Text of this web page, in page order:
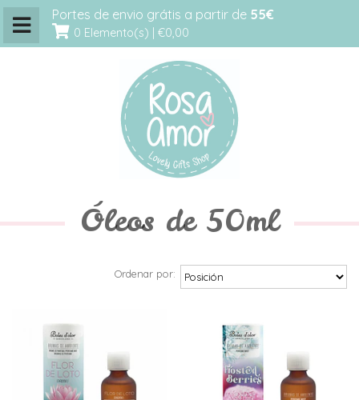
Portes de envio grátis a partir de 55€
0 Elemento(s) | €0,00
Óleos de 50ml
Ordenar por: